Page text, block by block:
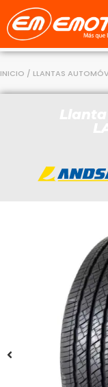
INICIO / LLANTAS